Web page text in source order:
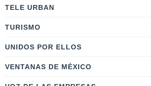
TELE URBAN
TURISMO
UNIDOS POR ELLOS
VENTANAS DE MÉXICO